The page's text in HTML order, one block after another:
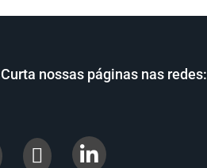
Curta nossas páginas nas redes:
